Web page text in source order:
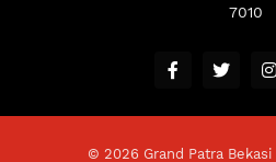
7010
© 2026 Grand Patra